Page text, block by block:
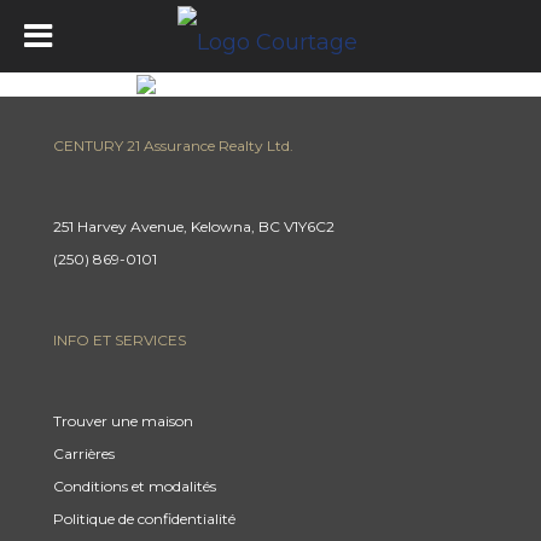
CENTURY 21 Assurance Realty Ltd.
251 Harvey Avenue, Kelowna, BC V1Y6C2
(250) 869-0101
INFO ET SERVICES
Trouver une maison
Carrières
Conditions et modalités
Politique de confidentialité